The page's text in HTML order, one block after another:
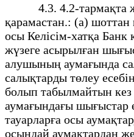
4.3. 4.2-тармақта
қарамастан.: (а)
осы Келісім-хатқа Банк
жүзеге асырылған
алушының аумағында
салықтарды төлеу
болып табылмайтын кез
аумағындағы шығыстар
тауарларға осы
осындай аумақтардан